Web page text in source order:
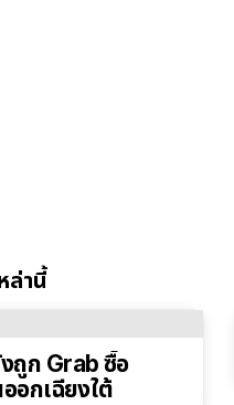
ล่านี้
ถูก Grab ซื้อ
ออกเฉียงใต้